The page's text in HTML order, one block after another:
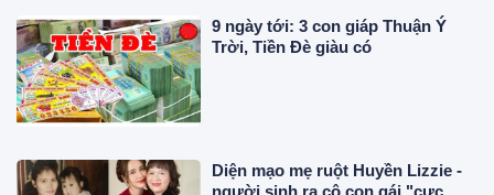
9 ngày tới: 3 con giáp Thuận Ý
Trời, Tiền Đè giàu có
Diện mạo mẹ ruột Huyền Lizzie -
người sinh ra cô con gái "cực